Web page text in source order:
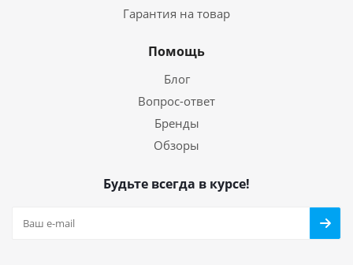
Гарантия на товар
Помощь
Блог
Вопрос-ответ
Бренды
Обзоры
Будьте всегда в курсе!